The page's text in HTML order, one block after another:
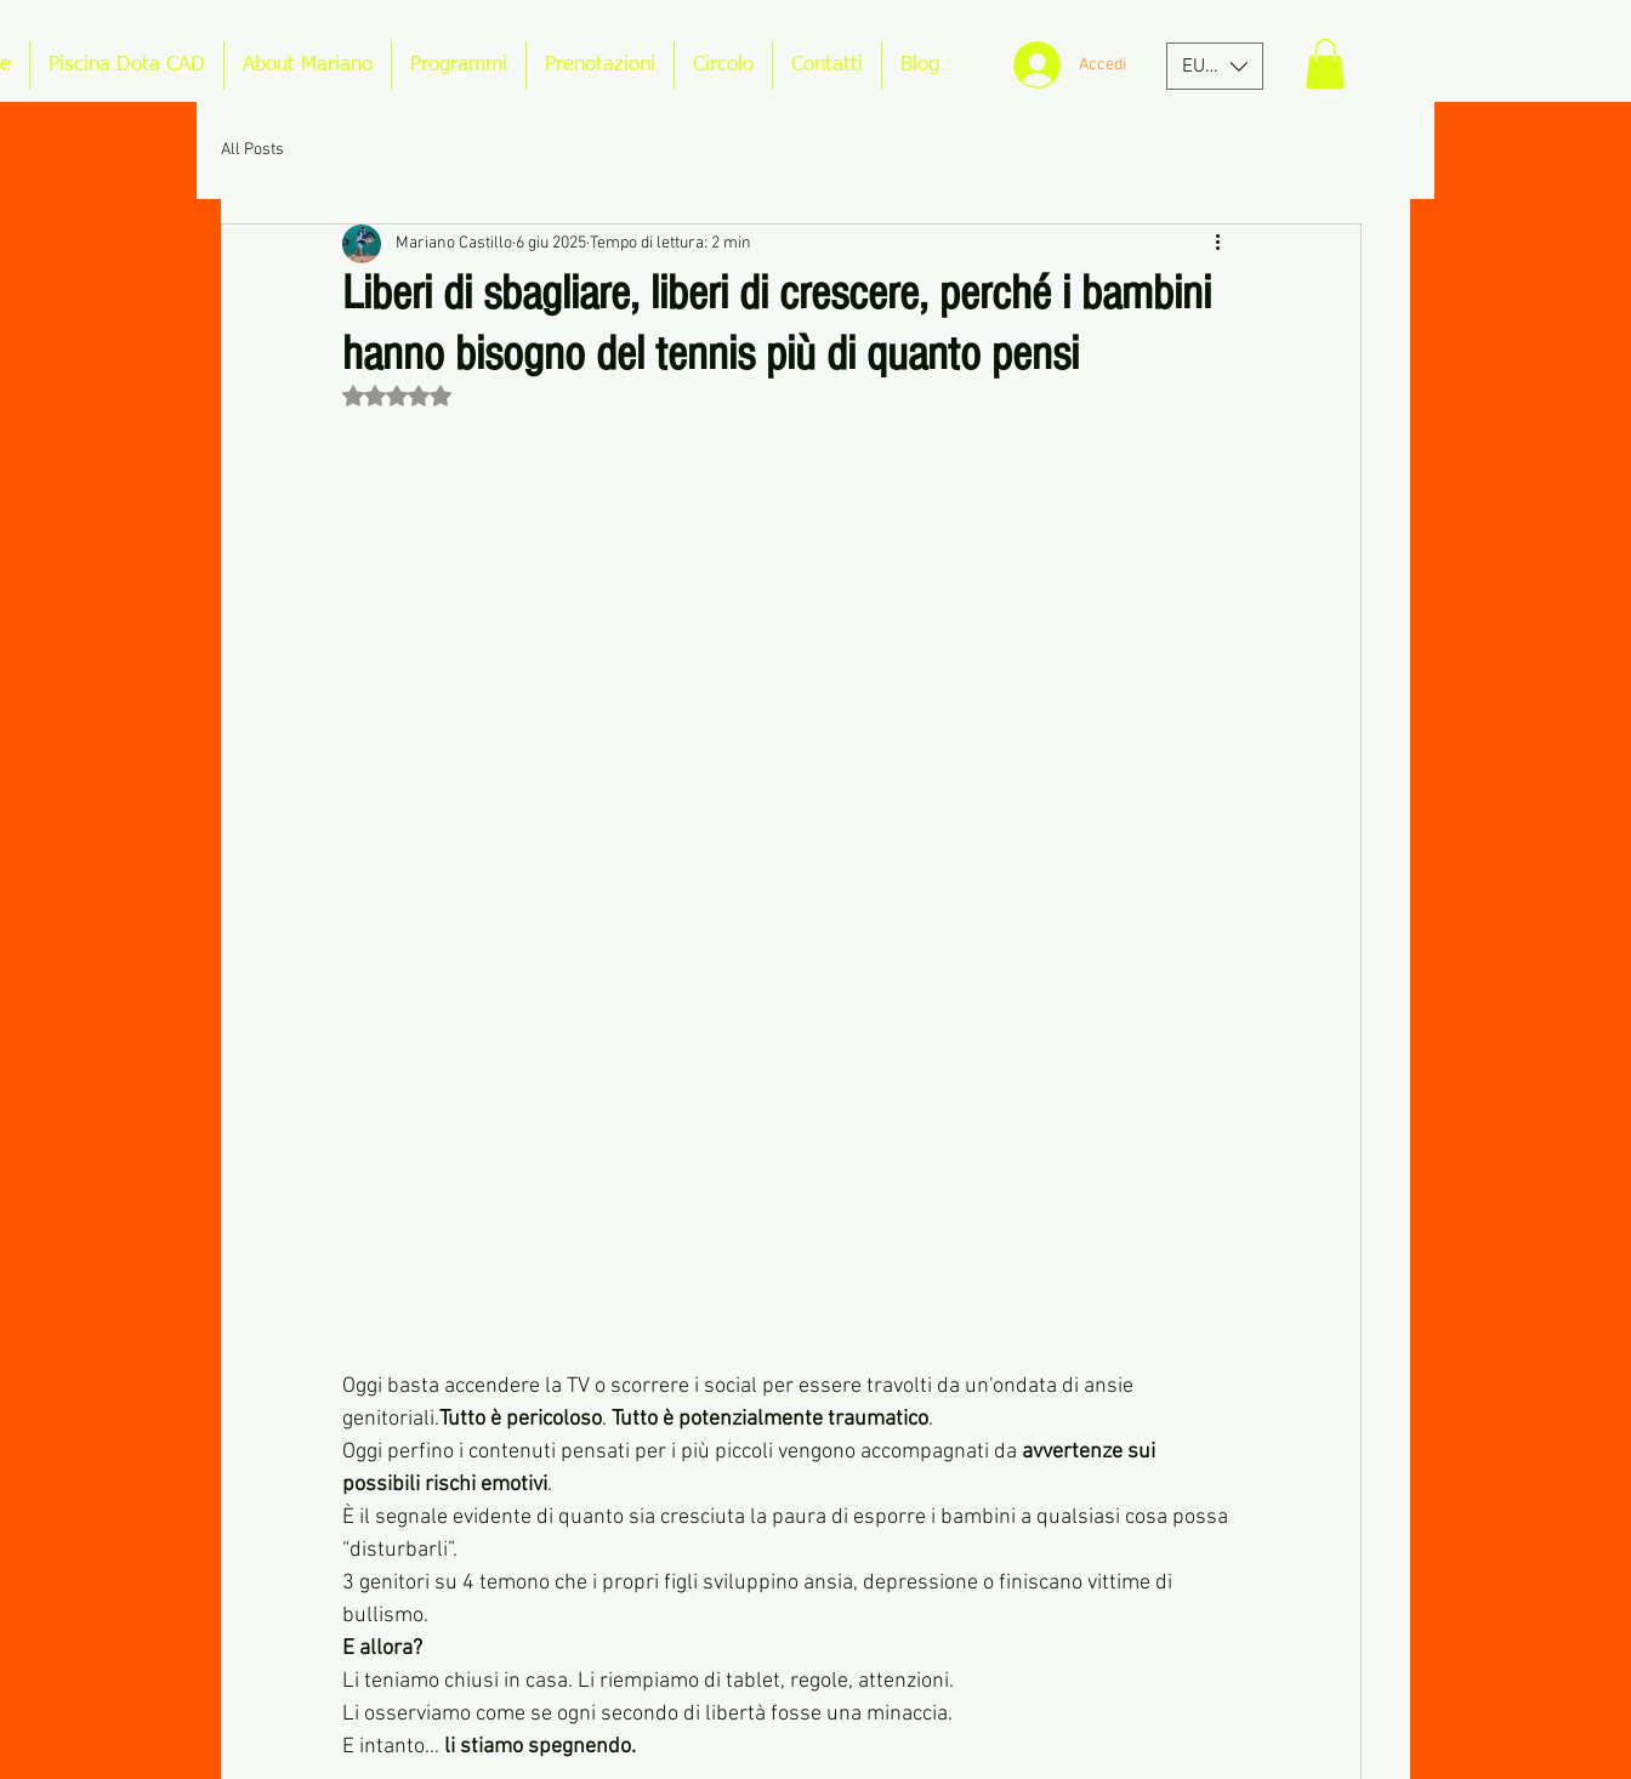
Piscina Dota CAD About Mariano Programmi Prenotazioni Circolo Contatti Blog Accedi EUR (€)
All Posts
Liberi di sbagliare, liberi di crescere, perché i bambini
hanno bisogno del tennis più di quanto pensi
Mariano Castillo 6 giu 2025Tempo di lettura: 2 min
Valutazione NaN stelle su 5.
Oggi basta accendere la TV o scorrere i social per essere travolti da un'ondata di ansie
genitoriali.Tutto è pericoloso. Tutto è potenzialmente traumatico.
Oggi perfino i contenuti pensati per i più piccoli vengono accompagnati da avvertenze sui
possibili rischi emotivi.
È il segnale evidente di quanto sia cresciuta la paura di esporre i bambini a qualsiasi cosa possa
“disturbarli”.
3 genitori su 4 temono che i propri figli sviluppino ansia, depressione o finiscano vittime di
bullismo.
E allora?
Li teniamo chiusi in casa. Li riempiamo di tablet, regole, attenzioni.
Li osserviamo come se ogni secondo di libertà fosse una minaccia.
E intanto… li stiamo spegnendo.